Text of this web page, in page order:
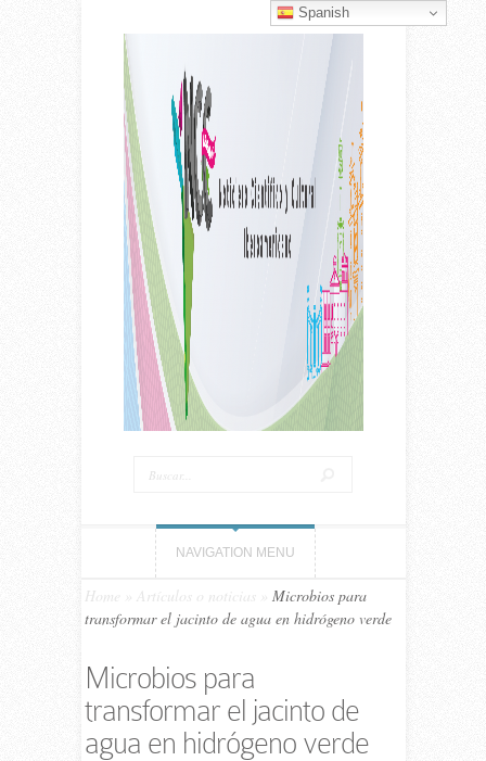
NAVIGATION MENU
Home Artículos o noticias
Microbios para
transformar el jacinto de agua en hidrógeno verde
Microbios para
transformar el jacinto de
agua en hidrógeno verde
Spanish